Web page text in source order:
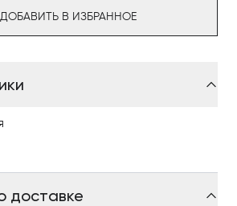
Home.
ДОБАВИТЬ В ИЗБРАННОЕ
доставке